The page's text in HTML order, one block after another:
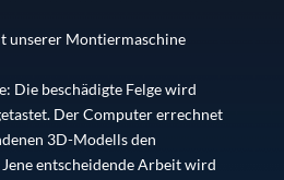
unserer Montiermaschine
Die beschädigte Felge wird
Der Computer errechnet
3D-Modells den
entscheidende Arbeit wird